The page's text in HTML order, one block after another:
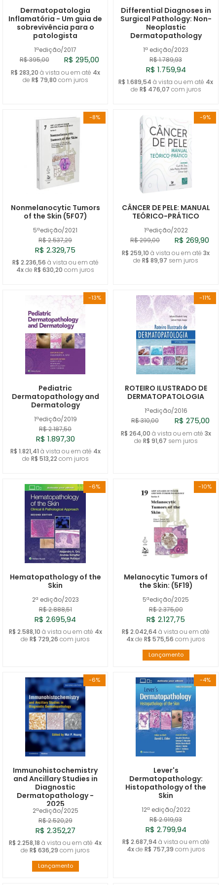
1ªedição/2017
Dermatopatologia
Inflamatória - Um guia de
sobrevivência para o
patologista
R$ 395,00 R$ 295,00
R$ 283,20 à vista ou em até 4x
de R$ 79,80 com juros
1ª edição/2023
Differential Diagnoses in
Surgical Pathology: Non-
Neoplastic
Dermatopathology
R$ 1.789,93
R$ 1.759,94
R$ 1.689,54 à vista ou em até 4x
de R$ 476,07 com juros
-8%
5ªedição/2021
Nonmelanocytic Tumors
of the Skin (5F07)
R$ 2.537,29
R$ 2.329,75
R$ 2.236,56 à vista ou em até
4xde R$ 630,20 com juros
-9%
1ªedição/2022
CÂNCER DE PELE: MANUAL
TEÓRICO-PRÁTICO
R$ 299,00 R$ 269,90
R$ 259,10 à vista ou em até 3x
de R$ 89,97 sem juros
-13%
1ªedição/2019
Pediatric
Dermatopathology and
Dermatology
R$ 2.187,50
R$ 1.897,30
R$ 1.821,41 à vista ou em até 4x
de R$ 513,22 com juros
-11%
1ªedição/2016
ROTEIRO ILUSTRADO DE
DERMATOPATOLOGIA
R$ 310,00 R$ 275,00
R$ 264,00 à vista ou em até 3x
de R$ 91,67 sem juros
-6%
2ª edição/2023
Hematopathology of the
Skin
R$ 2.888,51
R$ 2.695,94
R$ 2.588,10 à vista ou em até 4x
de R$ 729,26 com juros
-10%
5ªedição/2025
Melanocytic Tumors of
the Skin: (5F19)
R$ 2.375,00
R$ 2.127,75
R$ 2.042,64 à vista ou em até
4xde R$ 575,56 com juros
Lançamento
-6%
2ªedição/2025
Immunohistochemistry
and Ancillary Studies in
Diagnostic
Dermatopathology -
2025
R$ 2.520,29
R$ 2.352,27
R$ 2.258,18 à vista ou em até 4x
de R$ 636,29 com juros
Lançamento
-4%
12ª edição/2022
Lever's
Dermatopathology:
Histopathology of the
Skin
R$ 2.919,93
R$ 2.799,94
R$ 2.687,94 à vista ou em até
4xde R$ 757,39 com juros